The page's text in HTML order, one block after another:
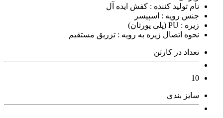
نام تولید کننده : کفش ایده آل
جنس رویه : اسپیسر
زیره : PU (پلی یورتان)
نحوه اتصال زیره به رویه : تزریق مستقیم
تعداد در کارتن
10
سایز بندی